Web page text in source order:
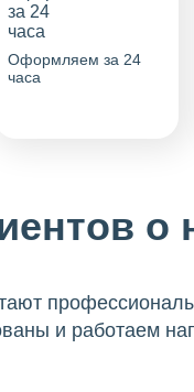
Оформляем за 24
часа
о
и работаем